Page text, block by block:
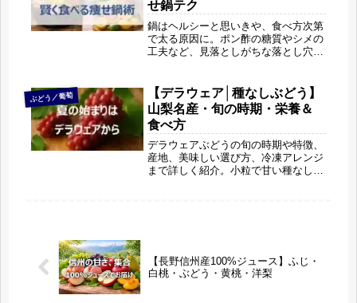
せ鍋テク
鍋はヘルシーと思いきや、食べ方次第
で太る原因に。ポン酢の糖質やシメの
工夫など、見落としがちな落とし穴を
からできる痩せ鍋テクも紹介。おいし
く食べてキレイを叶えたい方必見で
す。
ぶどう／葡萄
【デラウェア│種なしぶどう】
山梨名産・旬の時期・栄養＆
食べ方
デラウェアぶどうの旬の時期や特徴、
産地、美味しい選び方、冷凍アレンジ
まで詳しく紹介。小粒で甘い種なしぶ
【長野信州産100%ジュース】ふじ・
白桃・ぶどう・黄桃・洋梨